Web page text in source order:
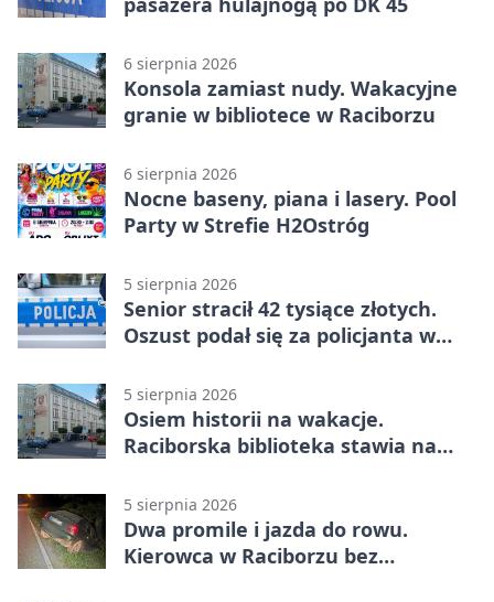
6 sierpnia 2026
Konsola zamiast nudy. Wakacyjne
granie w bibliotece w Raciborzu
6 sierpnia 2026
Nocne baseny, piana i lasery. Pool
Party w Strefie H2Ostróg
5 sierpnia 2026
Senior stracił 42 tysiące złotych.
Oszust podał się za policjanta w
5 sierpnia 2026
Osiem historii na wakacje.
Raciborska biblioteka stawia na
5 sierpnia 2026
Dwa promile i jazda do rowu.
Kierowca w Raciborzu bez